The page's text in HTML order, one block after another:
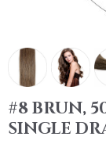
#8 BRUN,
SINGLE